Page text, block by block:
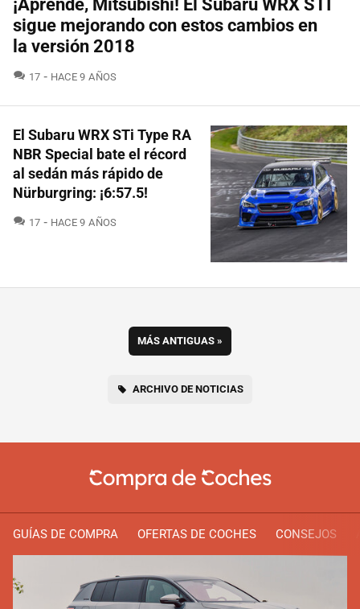
¡Aprende, Mitsubishi! El Subaru WRX STI
sigue mejorando con estos cambios en
la versión 2018
17 COMENTARIOS
HACE 9 AÑOS
El Subaru WRX STi Type RA
NBR Special bate el récord
al sedán más rápido de
Nürburgring: ¡6:57.5!
17 COMENTARIOS
HACE 9 AÑOS
MÁS ANTIGUAS »
ARCHIVO DE NOTICIAS
GUÍAS DE COMPRA OFERTAS DE COCHES CONSEJOS